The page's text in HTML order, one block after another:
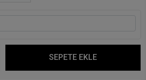
SEPETE EKLE